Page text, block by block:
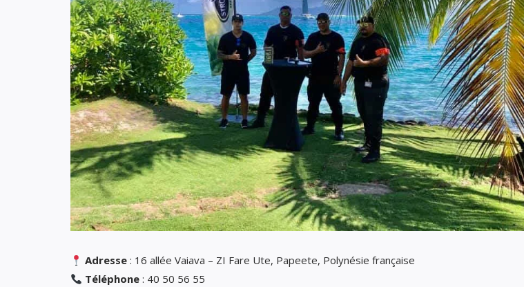
Adresse : 16 allée Vaiava – ZI Fare Ute, Papeete, Polynésie française
Téléphone : 40 50 56 55